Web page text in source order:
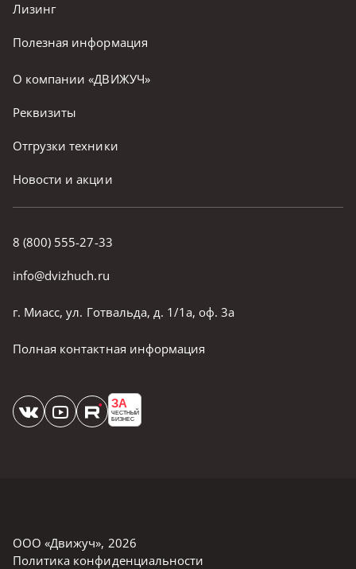
8 (800) 555-27-33
info@dvizhuch.ru
г. Миасс, ул. Готвальда, д. 1/1а, оф. 3а
Полная контактная информация
ЗА
ЧЕСТНЫЙ
БИЗНЕС
Лизинг
Полезная информация
О компании «ДВИЖУЧ»
Реквизиты
Отгрузки техники
Новости и акции
ООО «Движуч», 2026
Политика конфиденциальности